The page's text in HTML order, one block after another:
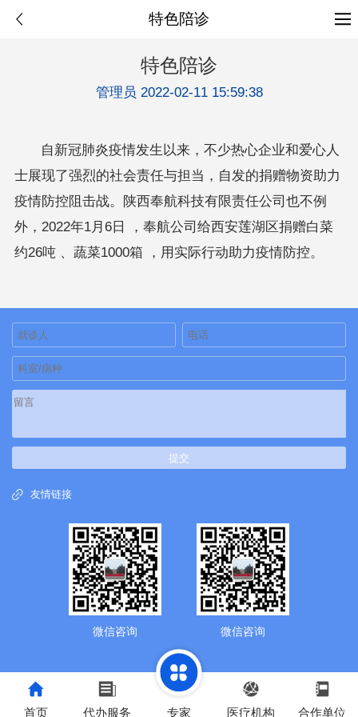
特色陪诊
特色陪诊
管理员 2022-02-11 15:59:38
自新冠肺炎疫情发生以来，不少热心企业和爱心人
士展现了强烈的社会责任与担当，自发的捐赠物资助力
疫情防控阻击战。陕西奉航科技有限责任公司也不例
外，2022年1月6日 ，奉航公司给西安莲湖区捐赠白菜
约26吨 、蔬菜1000箱 ，用实际行动助力疫情防控。
提交
友情链接
微信咨询 微信咨询
首页 代办服务 专家 医疗机构 合作单位